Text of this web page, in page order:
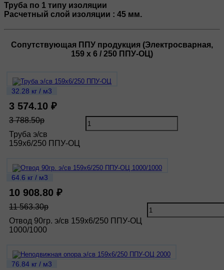
Труба по 1 типу изоляции
Расчетный слой изоляции : 45 мм.
Сопутствующая ППУ продукция (Электросварная,
159 х 6 / 250 ППУ-ОЦ)
32.28 кг / м3
3 574.10 ₽
3 788.50р
Труба э/св
159х6/250 ППУ-ОЦ
64.6 кг / м3
10 908.80 ₽
11 563.30р
Отвод 90гр. э/св 159х6/250 ППУ-ОЦ
1000/1000
76.84 кг / м3